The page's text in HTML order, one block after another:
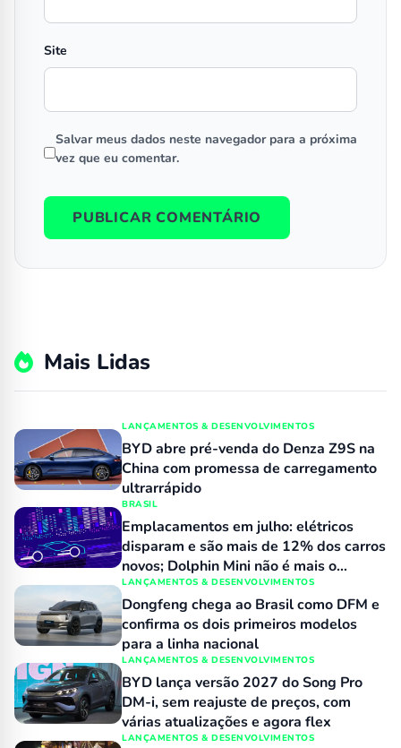
Site
Salvar meus dados neste navegador para a próxima
vez que eu comentar.
Mais Lidas
LANÇAMENTOS & DESENVOLVIMENTOS
BYD abre pré-venda do Denza Z9S na
China com promessa de carregamento
ultrarrápido
BRASIL
Emplacamentos em julho: elétricos
disparam e são mais de 12% dos carros
novos; Dolphin Mini não é mais o
número 1 no varejo
LANÇAMENTOS & DESENVOLVIMENTOS
Dongfeng chega ao Brasil como DFM e
confirma os dois primeiros modelos
para a linha nacional
LANÇAMENTOS & DESENVOLVIMENTOS
BYD lança versão 2027 do Song Pro
DM-i, sem reajuste de preços, com
várias atualizações e agora flex
LANÇAMENTOS & DESENVOLVIMENTOS